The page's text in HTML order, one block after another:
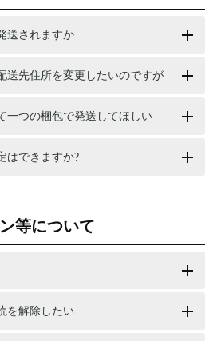
送されますか
送先住所を変更したいのですが
一つの梱包で発送してほしい
はできますか?
等について
を解除したい